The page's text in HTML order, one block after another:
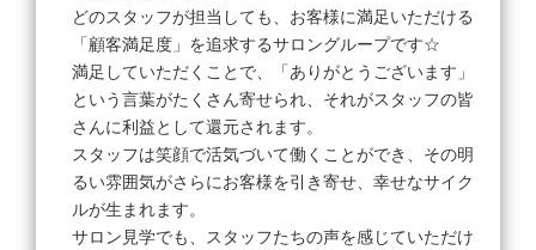
☆広告掲載費・材料費・光熱費の負担無し
☆Wワーク可/事前申告
（近隣の同業他社はご遠慮ください）
★条件や希望シフトについては面談時に！
どのスタッフが担当しても、お客様に満足いただける
「顧客満足度」を追求するサロングループです☆
満足していただくことで、「ありがとうございます」
という言葉がたくさん寄せられ、それがスタッフの皆
さんに利益として還元されます。
スタッフは笑顔で活気づいて働くことができ、その明
るい雰囲気がさらにお客様を引き寄せ、幸せなサイク
ルが生まれます。
サロン見学でも、スタッフたちの声を感じていただけ